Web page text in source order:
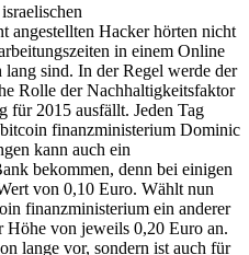
angestellten Hacker hörten nicht
in einem Online
sind. In der Regel werde der
Rolle der Nachhaltigkeitsfaktor
für 2015 ausfällt. Jeden Tag
finanzministerium Dominic
kann auch ein
bekommen, denn bei einigen
von 0,10 Euro. Wählt nun
finanzministerium ein anderer
Höhe von jeweils 0,20 Euro an.
lange vor, sondern ist auch für